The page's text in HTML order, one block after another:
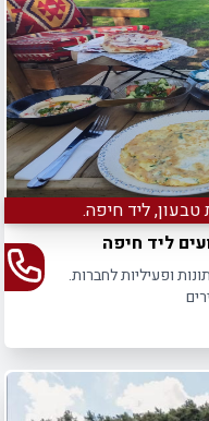
ליד חיפה.
ליד חיפה
ופעיליות לחברות.